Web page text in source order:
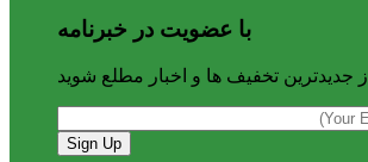
با عضویت در خبرنامه
از جدیدترین تخفیف ها و اخبار مطلع شوید